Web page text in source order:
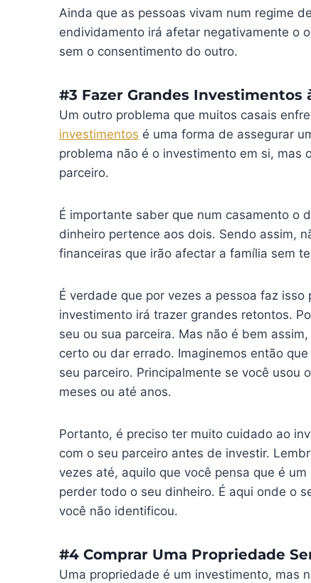
Ainda que as pessoas vivam num regime
endividamento irá afetar negativamente o
sem o consentimento do outro.
#3 Fazer Grandes Investimentos
Um outro problema que muitos casais
investimentos é uma forma de assegurar
problema não é o investimento em si, mas
parceiro.
É importante saber que num casamento o
dinheiro pertence aos dois. Sendo assim,
financeiras que irão afectar a família sem
É verdade que por vezes a pessoa faz
investimento irá trazer grandes retontos.
seu ou sua parceira. Mas não é bem
certo ou dar errado. Imaginemos então
seu parceiro. Principalmente se você usou
meses ou até anos.
Portanto, é preciso ter muito cuidado ao
com o seu parceiro antes de investir.
vezes até, aquilo que você pensa que é
perder todo o seu dinheiro. É aqui onde o
você não identificou.
#4 Comprar Uma Propriedade
Uma propriedade é um investimento, mas